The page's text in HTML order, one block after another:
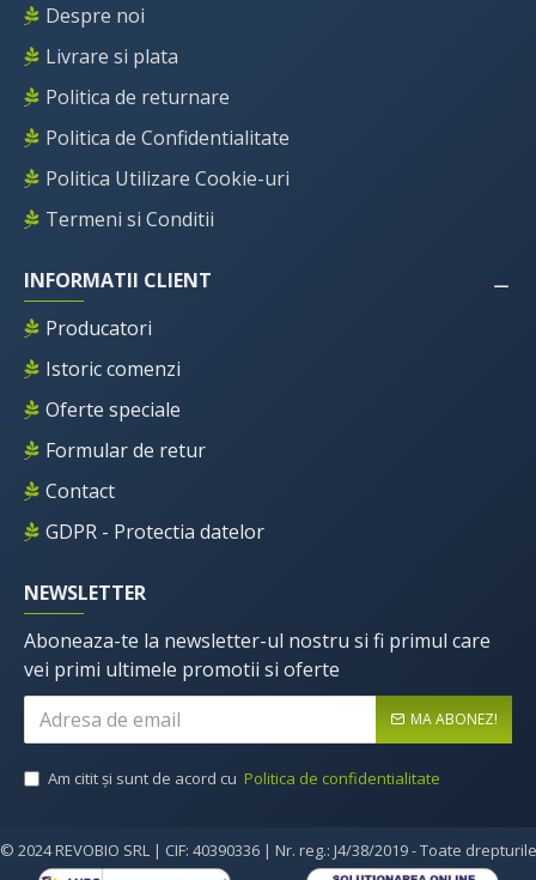
Despre noi
Livrare si plata
Politica de returnare
Politica de Confidentialitate
Politica Utilizare Cookie-uri
Termeni si Conditii
INFORMATII CLIENT
Producatori
Istoric comenzi
Oferte speciale
Formular de retur
Contact
GDPR - Protectia datelor
NEWSLETTER
Aboneaza-te la newsletter-ul nostru si fi primul care
vei primi ultimele promotii si oferte
MA ABONEZ!
Am citit şi sunt de acord cu Politica de confidentialitate
© 2024 REVOBIO SRL | CIF: 40390336 | Nr. reg.: J4/38/2019 - Toate